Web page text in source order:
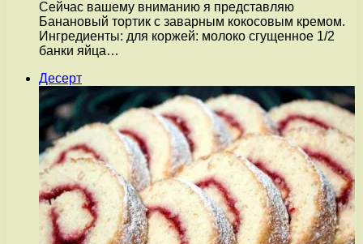
Сейчас вашему вниманию я представляю
Банановый тортик с заварным кокосовым кремом.
Ингредиенты: для коржей: молоко сгущенное 1/2
банки яйца…
Десерт